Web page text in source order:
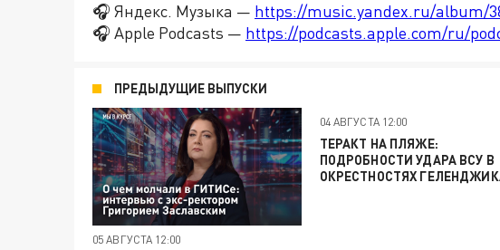
🎧 Яндекс. Музыка — https://music.yandex.ru/album/
🎧 Apple Podcasts — https://podcasts.apple.com/ru/
ПРЕДЫДУЩИЕ ВЫПУСКИ
05 АВГУСТА 12:00
04 АВГУСТА 12:00
ТЕРАКТ НА ПЛЯЖЕ:
ПОДРОБНОСТИ УДАРА ВСУ В
ОКРЕСТНОСТЯХ